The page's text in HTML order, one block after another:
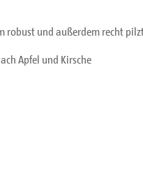
robust und außerdem recht
Apfel und Kirsche